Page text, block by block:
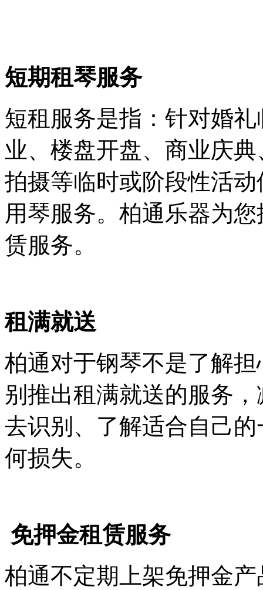
短期租琴服务
短租服务是指：针对婚
业、楼盘开盘、商业庆
拍摄等临时或阶段性活
用琴服务。柏通乐器为
赁服务。
租满就送
柏通对于钢琴不是了解
别推出租满就送的服务
去识别、了解适合自己
何损失。
免押金租赁服务
柏通不定期上架免押金